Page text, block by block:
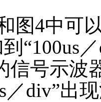
图4中可
“100us
信号示波
／div”出